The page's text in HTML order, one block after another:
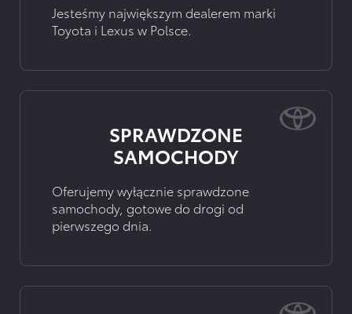
Jesteśmy największym dealerem marki
Toyota i Lexus w Polsce.
SPRAWDZONE
SAMOCHODY
Oferujemy wyłącznie sprawdzone
samochody, gotowe do drogi od
pierwszego dnia.